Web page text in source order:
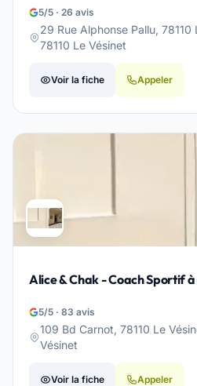
5/5 · 26 avis
29 Rue Alphonse Pallu, 78110
78110 Le Vésinet
Voir la fiche Appeler
Alice & Chak - Coach Sportif
5/5 · 83 avis
109 Bd Carnot, 78110 Le
Vésinet
Voir la fiche Appeler